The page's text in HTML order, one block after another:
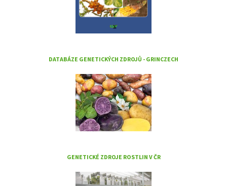
DATABÁZE GENETICKÝCH ZDROJŮ - GRINCZECH
GENETICKÉ ZDROJE ROSTLIN V ČR